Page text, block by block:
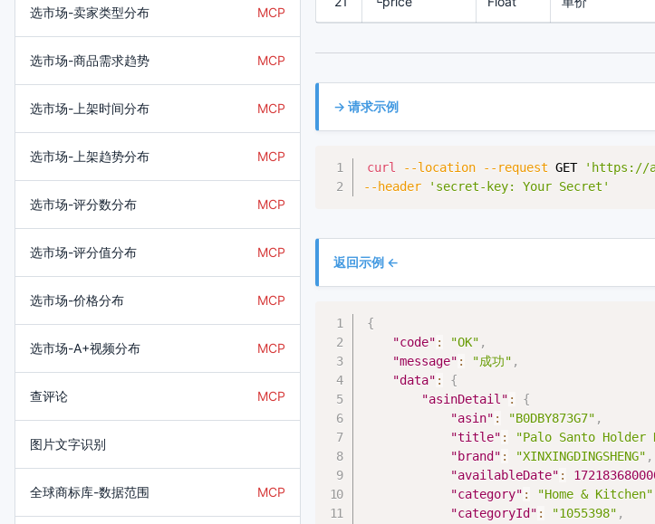
选市场-卖家类型分布 MCP
选市场-商品需求趋势 MCP
选市场-上架时间分布 MCP
选市场-上架趋势分布 MCP
选市场-评分数分布 MCP
选市场-评分值分布 MCP
选市场-价格分布 MCP
选市场-A+视频分布 MCP
查评论 MCP
图片文字识别
全球商标库-数据范围 MCP
-> 请求示例
curl --location --request GET 'https://
--header
'secret-key: Your Secret'
返回示例 <-
{
"code" : "OK" ,
"message" : "成功" ,
"data" :
{
"asinDetail" :
{
"asin" : "B0DBY873G7" ,
"title" :
"Palo Santo Holder
"brand" : "XINXINGDINGSHENG" ,
"availableDate" :
"category" : "Home & Kitchen"
"categoryId" : "1055398" ,